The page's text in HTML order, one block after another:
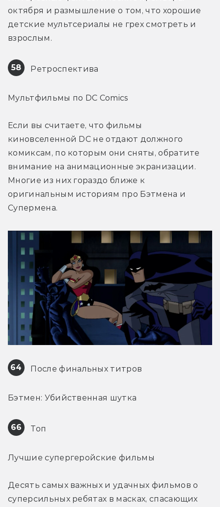
октября и размышление о том, что хорошие
детские мультсериалы не грех смотреть и
взрослым.
58 Ретроспектива
Мультфильмы по DC Comics
Если вы считаете, что фильмы
киновселенной DC не отдают должного
комиксам, по которым они сняты, обратите
внимание на анимационные экранизации.
Многие из них гораздо ближе к
оригинальным историям про Бэтмена и
Супермена.
64 После финальных титров
Бэтмен: Убийственная шутка
66 Топ
Лучшие супергеройские фильмы
Десять самых важных и удачных фильмов о
суперсильных ребятах в масках, спасающих